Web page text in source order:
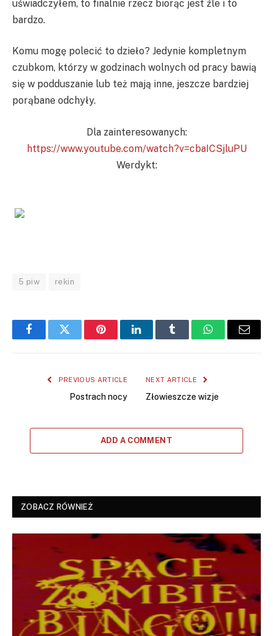
uświadczyłem, to finalnie rzecz biorąc jest źle i to
bardzo.
Komu mogę polecić to dzieło? Jedynie kompletnym
czubkom, którzy w godzinach wolnych od pracy bawią
się w podduszanie lub też mają inne, jeszcze bardziej
porąbane odchyły.
Dla zainteresowanych:
https://www.youtube.com/watch?v=cbaICSjluPU
Werdykt:
5 piw rekin
FacebookTwitter PinterestLinkedInTumblr WhatsAppEmail
PREVIOUS ARTICLE
Postrach nocy
NEXT ARTICLE
Złowieszcze wizje
ADD A COMMENT
ZOBACZ RÓWNIEŻ